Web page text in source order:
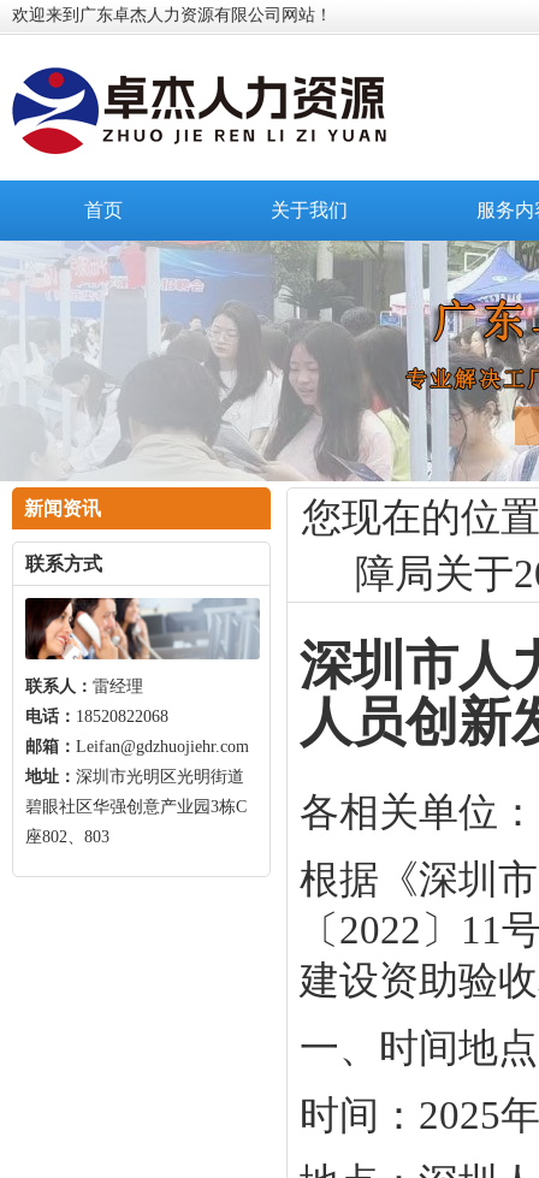
欢迎来到广东卓杰人力资源有限公司网站！
首页 关于我们 服务内
新闻资讯
联系方式
联系人： 雷经理
电话： 18520822068
邮箱： Leifan@gdzhuojiehr.com
地址： 深圳市光明区光明街道
碧眼社区华强创意产业园3栋C
座802、803
您现在的位
障局关于
深圳市人
人员创新
各相关单位：
根据《深圳
〔2022〕
建设资助验
一、时间地点
时间：2025